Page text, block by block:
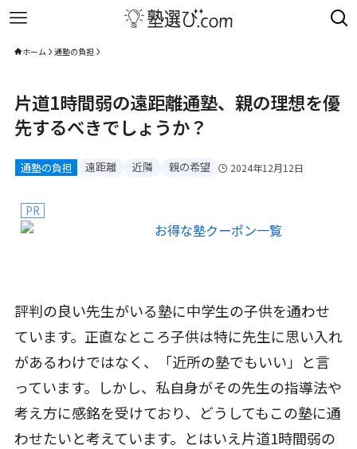
ホーム 通塾の負担
片道1時間弱の遠距離通塾、親の理想を優
先するべきでしょうか？
通塾の負担 遠距離 近隣 親の希望 2024年12月12日
PR
評判の良い先生がいる塾に中学生の子供を通わせ
ています。正直なところ子供は特に先生に思い入れ
があるわけではなく、「近所の塾でもいい」と言
っています。しかし、私自身がその先生の指導法や
考え方に感銘を受けており、どうしてもこの塾に通
わせたいと考えています。とはいえ片道1時間弱の